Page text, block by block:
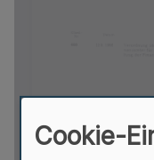
Cookie-